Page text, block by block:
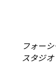
フォー
スタジ